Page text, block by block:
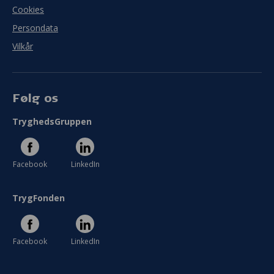
Cookies
Persondata
Vilkår
Følg os
TryghedsGruppen
Facebook LinkedIn
TrygFonden
Facebook LinkedIn